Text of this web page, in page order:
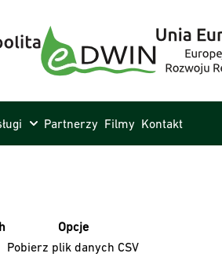
Partnerzy Filmy Kontakt
Opcje
Pobierz plik danych CSV